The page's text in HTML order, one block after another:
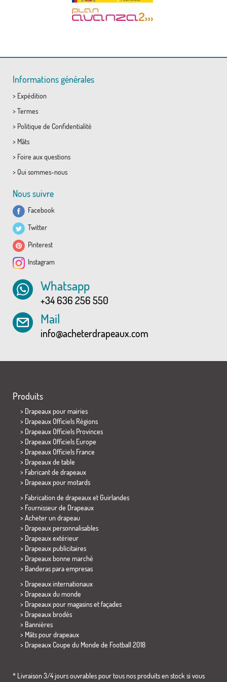
Informations générales
> Expédition
> Termes
> Politique de Confidentialité
> Mâts
> Foire aux questions
> Qui sommes-nous
Nous suivre
Facebook
Twitter
Pinterest
Instagram
Whatsapp
+34 636 256 550
Mail
info@acheterdrapeaux.com
Produits
> Drapeaux pour mairies
> Drapeaux Officiels Régions
> Drapeaux Officiels Provinces
> Drapeaux Officiels Europe
> Drapeaux Officiels France
> Drapeaux de table
> Fabricant de drapeaux
> Drapeaux pour motards
> Fabrication de drapeaux et Guirlandes
> Fournisseur de Drapeaux
> Acheter un drapeau
> Drapeaux personnalisables
> Drapeaux extérieur
> Drapeaux publicitaires
> Drapeaux bonne marché
> Banderas para empresas
> Drapeaux internationaux
> Drapeaux du monde
> Drapeaux pour magasins et façades
> Drapeaux brodés
> Bannières
> Mâts pour drapeaux
> Drapeaux Coupe du Monde de Football 2018
* Livraison 3/4 jours ouvrables pour tous nos produits en stock si vous